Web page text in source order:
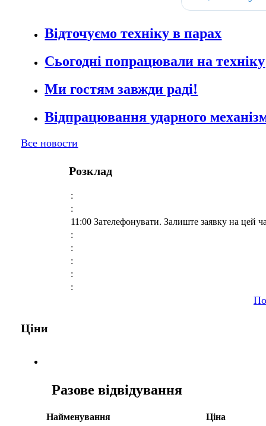
Відточуємо техніку в парах
Сьогодні попрацювали на техніку
Ми гостям завжди раді!
Відпрацювання ударного
Все новости
Розклад
:
:
11:00 Зателефонувати. Залиште заявку на цей
:
:
:
:
:
Ціни
Разове відвідування
Найменування
Ціна